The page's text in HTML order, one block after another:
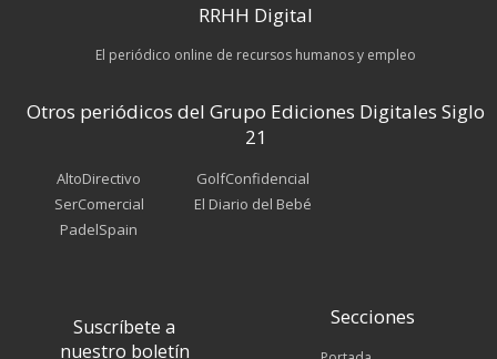
RRHH Digital
El periódico online de recursos humanos y empleo
Otros periódicos del Grupo Ediciones Digitales Siglo
21
AltoDirectivo
SerComercial
PadelSpain
GolfConfidencial
El Diario del Bebé
Suscríbete a
nuestro boletín
Secciones